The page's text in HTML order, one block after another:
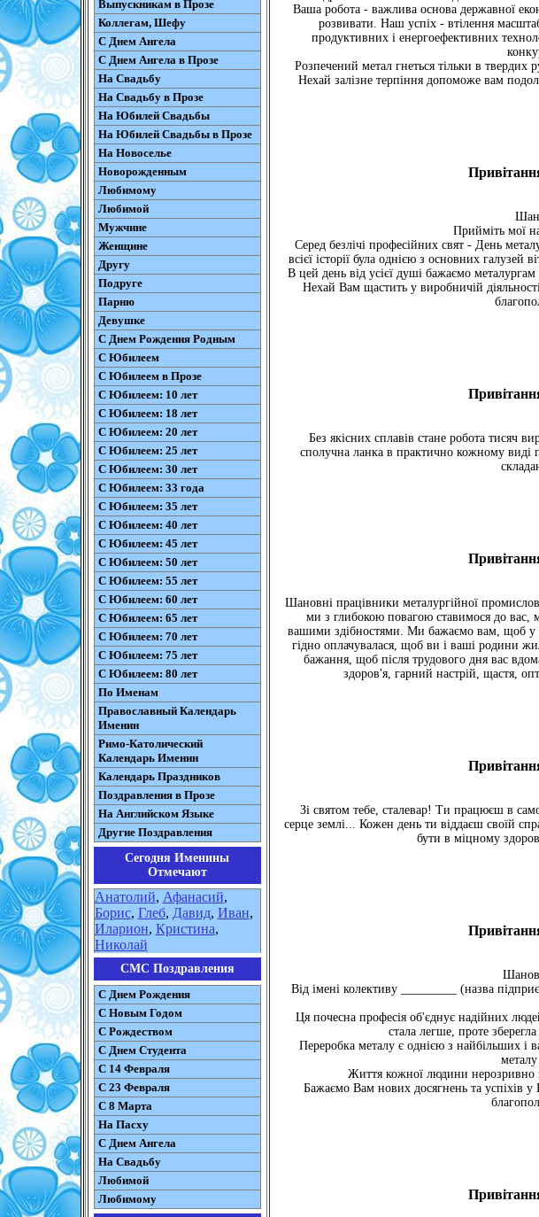
Выпускникам в Прозе
Коллегам, Шефу
С Днем Ангела
С Днем Ангела в Прозе
На Свадьбу
На Свадьбу в Прозе
На Юбилей Свадьбы
На Юбилей Свадьбы в Прозе
На Новоселье
Новорожденным
Любимому
Любимой
Мужчине
Женщине
Другу
Подруге
Парню
Девушке
С Днем Рождения Родным
С Юбилеем
С Юбилеем в Прозе
С Юбилеем: 10 лет
С Юбилеем: 18 лет
С Юбилеем: 20 лет
С Юбилеем: 25 лет
С Юбилеем: 30 лет
С Юбилеем: 33 года
С Юбилеем: 35 лет
С Юбилеем: 40 лет
С Юбилеем: 45 лет
С Юбилеем: 50 лет
С Юбилеем: 55 лет
С Юбилеем: 60 лет
С Юбилеем: 65 лет
С Юбилеем: 70 лет
С Юбилеем: 75 лет
С Юбилеем: 80 лет
По Именам
Православный Календарь
Именин
Римо-Католический
Календарь Именин
Календарь Праздников
Поздравления в Прозе
На Английском Языке
Другие Поздравления
Сегодня Именины
Отмечают
Анатолий, Афанасий,
Борис, Глеб, Давид, Иван,
Иларион, Кристина,
Николай
СМС Поздравления
С Днем Рождения
С Новым Годом
С Рождеством
C Днем Студента
С 14 Февраля
С 23 Февраля
С 8 Марта
На Пасху
C Днем Ангела
На Свадьбу
Любимой
Любимому
Ваша робота - важлива основа державної
розвивати. Наш успіх - втілення
продуктивних і енергоефективних
Розпечений метал гнеться тільки в твердих
Нехай залізне терпіння допоможе вам
Прийміть мої
Серед безлічі професійних свят - День
всієї історії була однією з основних
В цей день від усієї душі бажаємо металургам
Нехай Вам щастить у виробничій
Без якісних сплавів стане робота тисяч
сполучна ланка в практично кожному виді
Шановні працівники металургійної
ми з глибокою повагою ставимося до
вашими здібностями. Ми бажаємо вам, щоб у
гідно оплачувалася, щоб ви і ваші родини
бажання, щоб після трудового дня вас
здоров'я, гарний настрій, щастя,
Зі святом тебе, сталевар! Ти працюєш в
серце землі... Кожен день ти віддаєш своїй
бути в міцному
Від імені колективу _________ (назва
Ця почесна професія об'єднує надійних
стала легше, проте
Переробка металу є однією з найбільших і
Життя кожної людини нерозривно
Бажаємо Вам нових досягнень та успіхів у